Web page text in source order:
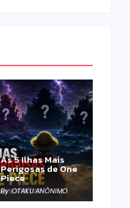
As 5 Ilhas Mais
Perigosas de One
Piece
By OTAKU ANÔNIMO